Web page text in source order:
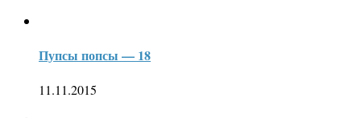
Пупсы попсы — 18
11.11.2015